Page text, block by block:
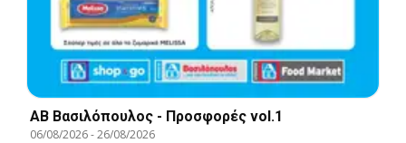
ΑΒ Βασιλόπουλος - Προσφορές vol.1
06/08/2026-26/08/2026